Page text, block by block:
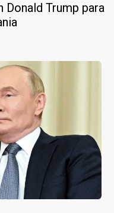
Donald Trump para